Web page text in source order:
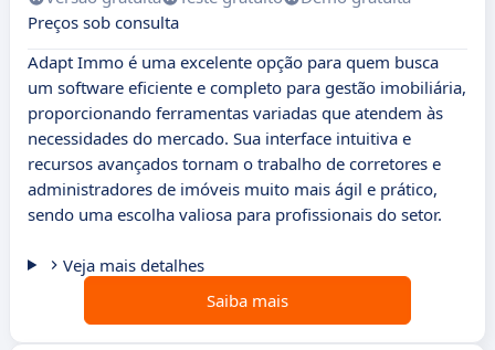
Preços sob consulta
Adapt Immo é uma excelente opção para quem busca
um software eficiente e completo para gestão imobiliária,
proporcionando ferramentas variadas que atendem às
necessidades do mercado. Sua interface intuitiva e
recursos avançados tornam o trabalho de corretores e
administradores de imóveis muito mais ágil e prático,
sendo uma escolha valiosa para profissionais do setor.
Veja mais detalhes
Saiba mais